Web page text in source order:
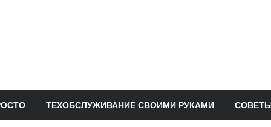
ТЕХОБСЛУЖИВАНИЕ СВОИМИ РУКАМИ